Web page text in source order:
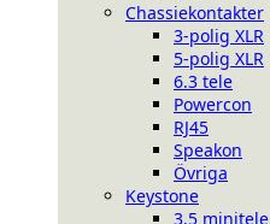
Chassiekontakter
3-polig XLR
5-polig XLR
6.3 tele
Powercon
RJ45
Speakon
Övriga
Keystone
3.5 minitele